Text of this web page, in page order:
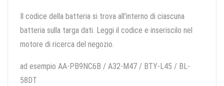
Il codice della batteria si trova all'interno di ciascuna
batteria sulla targa dati. Leggi il codice e inseriscilo nel
motore di ricerca del negozio.
ad esempio AA-PB9NC6B / A32-M47 / BTY-L45 / BL-
58DT